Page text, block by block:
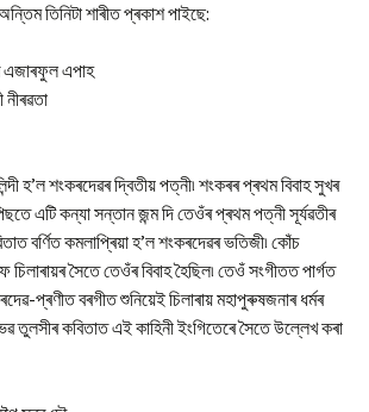
তিনিটা শাৰীত প্ৰকাশ পাইছে:
এপাহ
হ’ল শংকৰদেৱৰ দ্বিতীয় পত্নী৷ শংকৰৰ প্ৰথম বিবাহ সুখৰ
পিছতে এটি কন্যা সন্তান জন্ম দি তেওঁৰ প্ৰথম পত্নী সূৰ্যৱতীৰ
বৰ্ণিত কমলাপ্ৰিয়া হ’ল শংকৰদেৱৰ ভতিজী৷ কোঁচ
সৈতে তেওঁৰ বিবাহ হৈছিল৷ তেওঁ সংগীতত পাৰ্গত
প্ৰণীত বৰগীত শুনিয়েই চিলাৰায় মহাপুৰুষজনাৰ ধৰ্মৰ
তুলসীৰ কবিতাত এই কাহিনী ইংগিতেৰে সৈতে উল্লেখ কৰা